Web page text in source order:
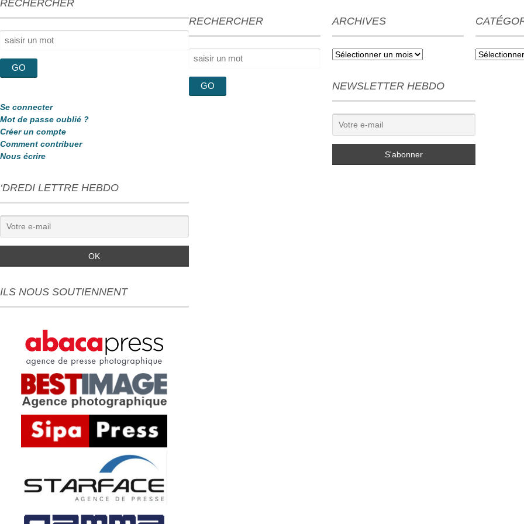
RECHERCHER
Rechercher :
Se connecter
Mot de passe oublié ?
Créer un compte
Comment contribuer
Nous écrire
‘DREDI LETTRE HEBDO
ILS NOUS SOUTIENNENT
RECHERCHER
Rechercher :
ARCHIVES
Archives Catégories
NEWSLETTER HEBDO